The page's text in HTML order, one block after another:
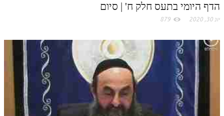
הדף היומי בתעס חלק ח' | סיום
יונ 30, 2020 879